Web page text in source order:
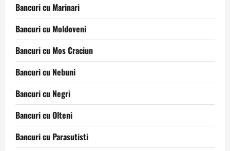
Bancuri cu Marinari
Bancuri cu Moldoveni
Bancuri cu Mos Craciun
Bancuri cu Nebuni
Bancuri cu Negri
Bancuri cu Olteni
Bancuri cu Parasutisti